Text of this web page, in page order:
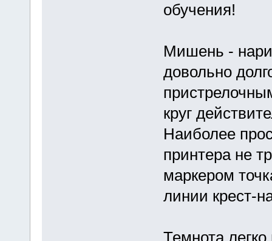
обучения!
Мишень -
довольно
круг
Наиболее
принтера не
маркером
линии крест-